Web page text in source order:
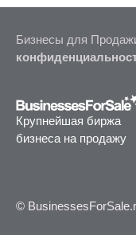
Бизнесы для
Крупнейшая биржа
бизнеса на продажу
©